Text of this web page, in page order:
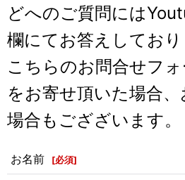
どへのご質問には
欄にてお答えしており
こちらのお問合せフ
をお寄せ頂いた場合
場合もござざいます。
お名前 [必須]